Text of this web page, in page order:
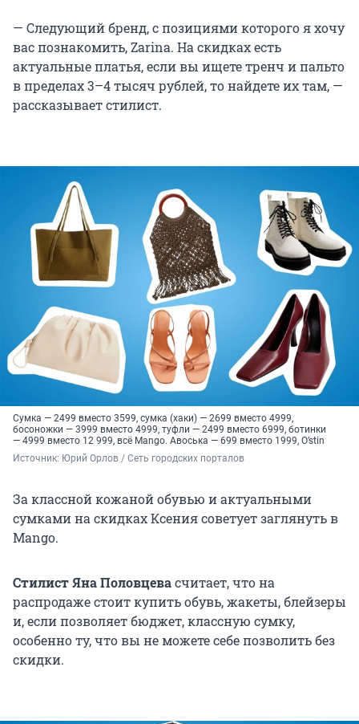
— Следующий бренд, с позициями которого я хочу
вас познакомить, Zarina. На скидках есть
актуальные платья, если вы ищете тренч и пальто
в пределах 3–4 тысяч рублей, то найдете их там, —
рассказывает стилист.
Сумка — 2499 вместо 3599, сумка (хаки) — 2699 вместо 4999,
босоножки — 3999 вместо 4999, туфли — 2499 вместо 6999, ботинки
— 4999 вместо 12 999, всё Mango. Авоська — 699 вместо 1999, O’stin
Источник: Юрий Орлов / Сеть городских порталов
За классной кожаной обувью и актуальными
сумками на скидках Ксения советует заглянуть в
Mango.
Стилист Яна Половцевасчитает, что на
распродаже стоит купить обувь, жакеты, блейзеры
и, если позволяет бюджет, классную сумку,
особенно ту, что вы не можете себе позволить без
скидки.